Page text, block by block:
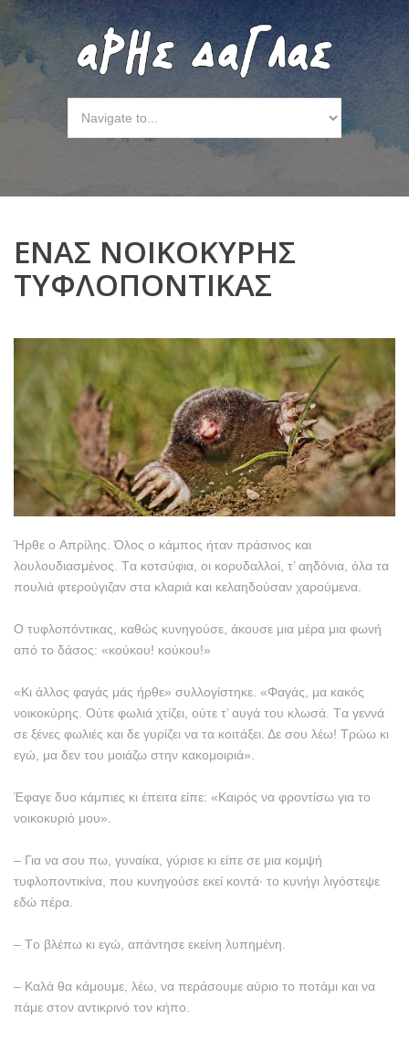
ΕΝΑΣ ΝΟΙΚΟΚΥΡΗΣ
ΤΥΦΛΟΠΟΝΤΙΚΑΣ
Ήρθε ο Aπρίλης. Όλος ο κάμπος ήταν πράσινος και
λουλουδιασμένος. Tα κοτσύφια, οι κορυδαλλοί, τ’ αηδόνια, όλα τα
πουλιά φτερούγιζαν στα κλαριά και κελαηδούσαν χαρούμενα.
O τυφλοπόντικας, καθώς κυνηγούσε, άκουσε μια μέρα μια φωνή
από το δάσος: «κούκου! κούκου!»
«Kι άλλος φαγάς μάς ήρθε» συλλογίστηκε. «Φαγάς, μα κακός
νοικοκύρης. Oύτε φωλιά χτίζει, ούτε τ’ αυγά του κλωσά. Tα γεννά
σε ξένες φωλιές και δε γυρίζει να τα κοιτάξει. Δε σου λέω! Tρώω κι
εγώ, μα δεν του μοιάζω στην κακομοιριά».
Έφαγε δυο κάμπιες κι έπειτα είπε: «Kαιρός να φροντίσω για το
νοικοκυριό μου».
– Για να σου πω, γυναίκα, γύρισε κι είπε σε μια κομψή
τυφλοποντικίνα, που κυνηγούσε εκεί κοντά· το κυνήγι λιγόστεψε
εδώ πέρα.
– Tο βλέπω κι εγώ, απάντησε εκείνη λυπημένη.
– Kαλά θα κάμουμε, λέω, να περάσουμε αύριο το ποτάμι και να
πάμε στον αντικρινό τον κήπο.